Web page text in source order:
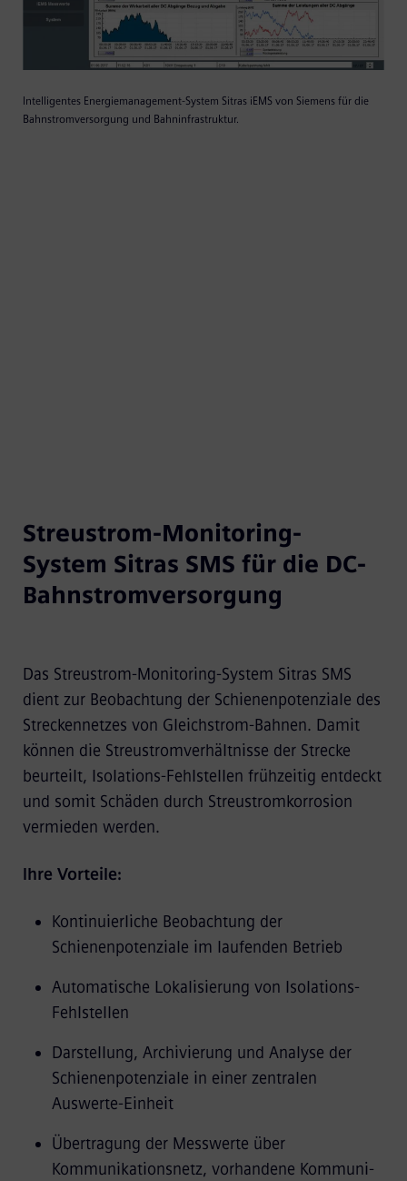
Intelligentes Energiemanagement-System Sitras iEMS von Siemens für die
Bahnstromversorgung und Bahninfrastruktur.
Streustrom-Monitoring-
System Sitras SMS für die DC-
Bahnstromversorgung
Das Streustrom-Monitoring-System Sitras SMS
dient zur Beobachtung der Schienenpotenziale des
Streckennetzes von Gleichstrom-Bahnen. Damit
können die Streustromverhältnisse der Strecke
beurteilt, Isolations-Fehlstellen frühzeitig entdeckt
und somit Schäden durch Streustromkorrosion
vermieden werden.
Ihre Vorteile:
Kontinuierliche Beobachtung der
Schienenpotenziale im laufenden Betrieb
Automatische Lokalisierung von Isolations-
Fehlstellen
Darstellung, Archivierung und Analyse der
Schienenpotenziale in einer zentralen
Auswerte-Einheit
Übertragung der Messwerte über
Kommunikationsnetz, vorhandene Kommuni-